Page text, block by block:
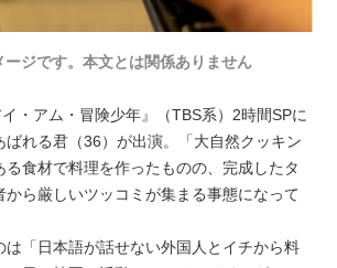
ージです。本文とは関係ありません
・アム・冒険少年』（TBS系）2時間SPに
ばれる君（36）が出演。「大自然クッキン
る食材で料理を作ったものの、完成したタ
から厳しいツッコミが集まる事態になって
は「日本語が話せない外国人とイチから料